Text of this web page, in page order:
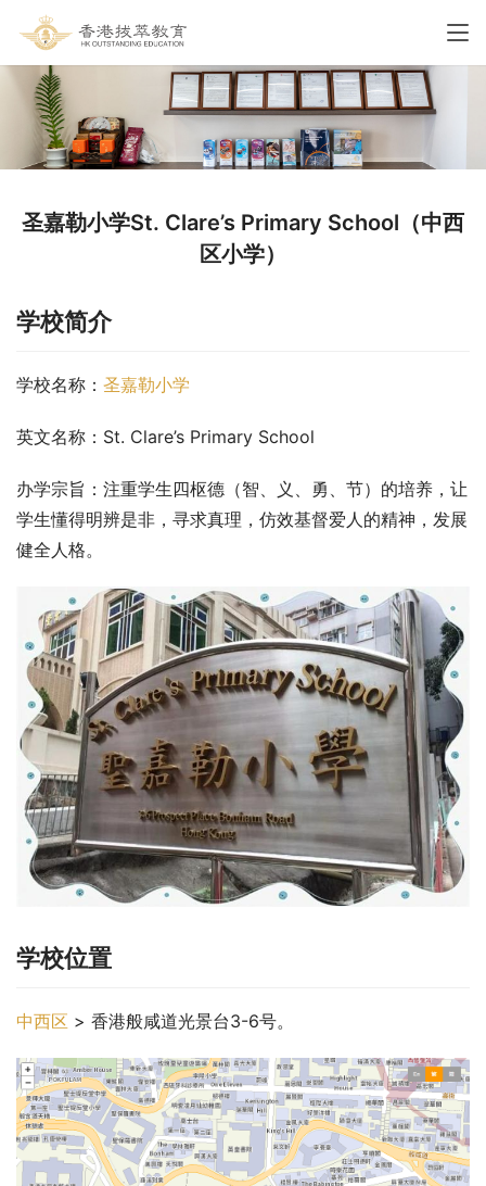
圣嘉勒小学St. Clare’s Primary School（中西
区小学）
学校简介
学校名称： 圣嘉勒小学
英文名称：St. Clare’s Primary School
办学宗旨：注重学生四枢德（智、义、勇、节）的培养，让
学生懂得明辨是非，寻求真理，仿效基督爱人的精神，发展
健全人格。
学校位置
中西区 > 香港般咸道光景台3-6号。